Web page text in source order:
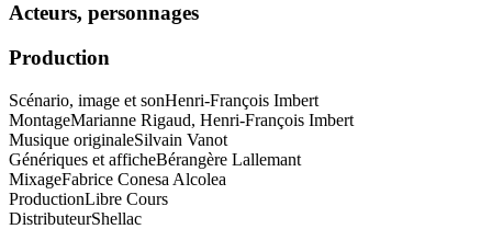
Acteurs, personnages
Production
Scénario, image et sonHenri-François Imbert
MontageMarianne Rigaud, Henri-François Imbert
Musique originaleSilvain Vanot
Génériques et afficheBérangère Lallemant
MixageFabrice Conesa Alcolea
ProductionLibre Cours
DistributeurShellac